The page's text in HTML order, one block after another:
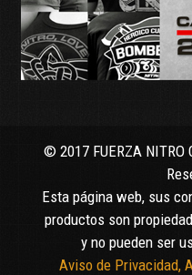
© 2017 FUERZA
Esta página web, sus
productos son
y no pueden ser
Aviso de Privacidad,